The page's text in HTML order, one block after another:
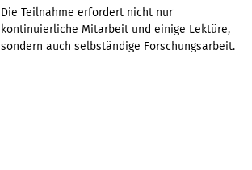
Die Teilnahme erfordert nicht nur
kontinuierliche Mitarbeit und einige Lektüre,
sondern auch selbständige Forschungsarbeit.